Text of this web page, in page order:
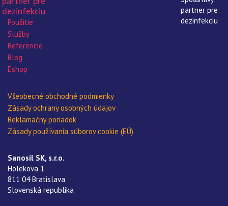
Použitie
Služby
Referencie
Blog
Eshop
Všeobecné obchodné podmienky
Zásady ochrany osobných údajov
Reklamačný poriadok
Zásady používania súborov cookie (EÚ)
Sanosil SK, s.r.o.
Holekova 1
811 04 Bratislava
Slovenská republika